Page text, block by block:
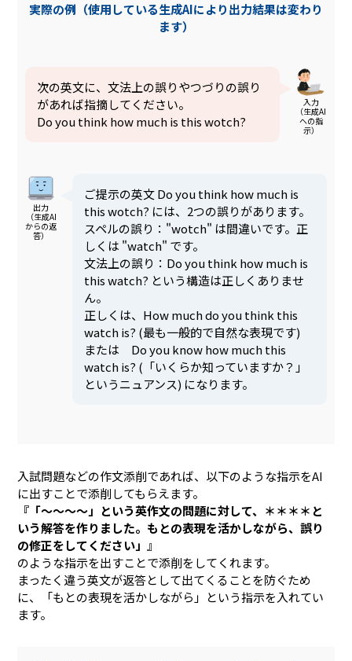
実際の例（使用している生成AIにより出力結果は変わり
ます）
次の英文に、文法上の誤りやつづりの誤り
があれば指摘してください。
Do you think how much is this wotch?
入力
（生成AI
への指
示）
出力
（生成AI
からの返
答）
ご提示の英文 Do you think how much is
this wotch? には、2つの誤りがあります。
スペルの誤り："wotch" は間違いです。正
しくは "watch" です。
文法上の誤り：Do you think how much is
this watch? という構造は正しくありませ
ん。
正しくは、How much do you think this
watch is? (最も一般的で自然な表現です)
または Do you know how much this
watch is? (「いくらか知っていますか？」
というニュアンス) になります。
入試問題などの作文添削であれば、以下のような指示をAI
に出すことで添削してもらえます。
『「～～～～」という英作文の問題に対して、＊＊＊＊と
いう解答を作りました。もとの表現を活かしながら、誤り
の修正をしてください」 』
のような指示を出すことで添削をしてくれます。
まったく違う英文が返答として出てくることを防ぐため
に、「もとの表現を活かしながら」という指示を入れてい
ます。